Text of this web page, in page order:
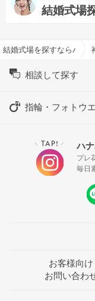
結婚式場
結婚式場を探すならハナ
相談して探す
指輪・フォトウ
＼ TAP! ／ ハ
プレ
毎日
お客様向け
お問い合わ